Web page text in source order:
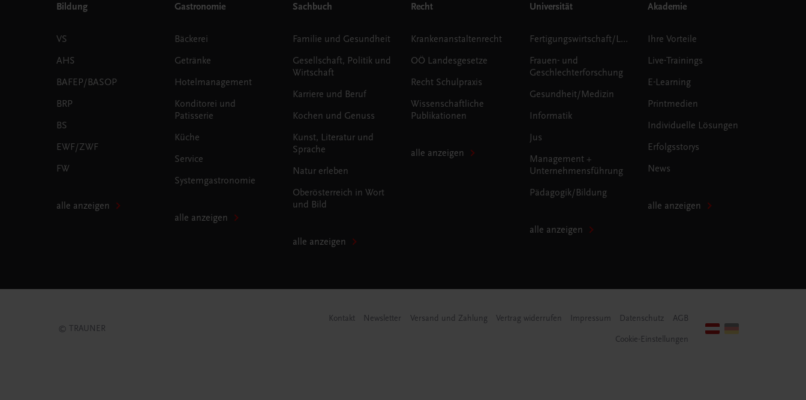
Bildung
VS
AHS
BAFEP/BASOP
BRP
BS
EWF/ZWF
FW
alle anzeigen
Gastronomie
Bäckerei
Getränke
Hotelmanagement
Konditorei und
Patisserie
Küche
Service
Systemgastronomie
alle anzeigen
Sachbuch
Familie und Gesundheit
Gesellschaft, Politik und
Wirtschaft
Karriere und Beruf
Kochen und Genuss
Kunst, Literatur und
Sprache
Natur erleben
Oberösterreich in Wort
und Bild
alle anzeigen
Recht
Krankenanstaltenrecht
OÖ Landesgesetze
Recht Schulpraxis
Wissenschaftliche
Publikationen
alle anzeigen
Universität
Fertigungswirtschaft/Logistik
Frauen- und
Geschlechterforschung
Gesundheit/Medizin
Informatik
Jus
Management +
Unternehmensführung
Pädagogik/Bildung
alle anzeigen
Akademie
Ihre Vorteile
Live-Trainings
E-Learning
Printmedien
Individuelle Lösungen
Erfolgsstorys
News
alle anzeigen
© TRAUNER
Kontakt Newsletter Versand und Zahlung Vertrag widerrufen Impressum Datenschutz AGB
Cookie-Einstellungen